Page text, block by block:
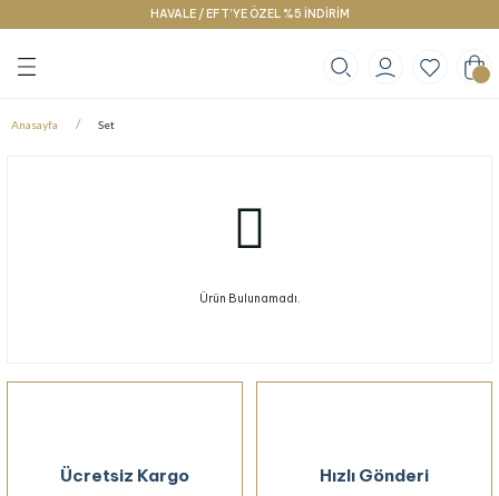
HAVALE / EFT’YE ÖZEL %5 İNDİRİM
Geri Dön
Geri Dön
Geri Dön
Anasayfa Set
Ürün Bulunamadı.
Ücretsiz Kargo Hızlı Gönderi